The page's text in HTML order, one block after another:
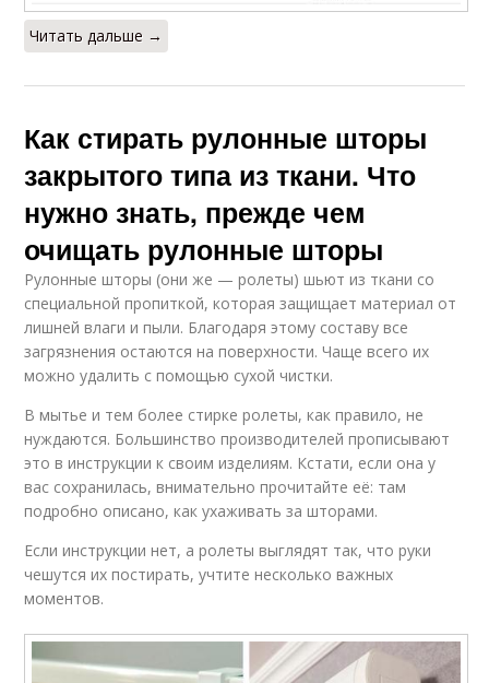
Читать дальше →
Как стирать рулонные шторы
закрытого типа из ткани. Что
нужно знать, прежде чем
очищать рулонные шторы
Рулонные шторы (они же — ролеты) шьют из ткани со
специальной пропиткой, которая защищает материал от
лишней влаги и пыли. Благодаря этому составу все
загрязнения остаются на поверхности. Чаще всего их
можно удалить с помощью сухой чистки.
В мытье и тем более стирке ролеты, как правило, не
нуждаются. Большинство производителей прописывают
это в инструкции к своим изделиям. Кстати, если она у
вас сохранилась, внимательно прочитайте её: там
подробно описано, как ухаживать за шторами.
Если инструкции нет, а ролеты выглядят так, что руки
чешутся их постирать, учтите несколько важных
моментов.